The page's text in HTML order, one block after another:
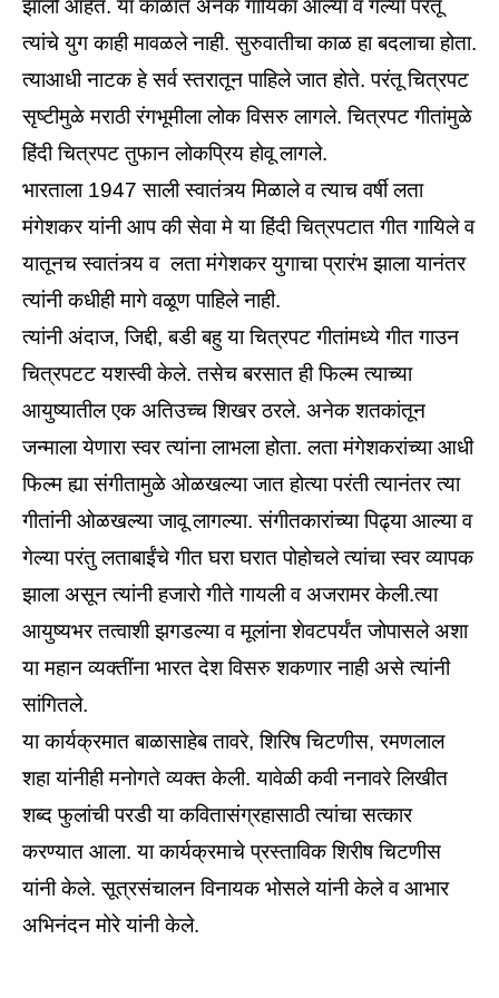
झाली आहेत. या काळात अनेक गायिका आल्या व गेल्या परंतू
त्यांचे युग काही मावळले नाही. सुरुवातीचा काळ हा बदलाचा होता.
त्याआधी नाटक हे सर्व स्तरातून पाहिले जात होते. परंतू चित्रपट
सृष्टीमुळे मराठी रंगभूमीला लोक विसरु लागले. चित्रपट गीतांमुळे
हिंदी चित्रपट तुफान लोकप्रिय होवू लागले.
भारताला 1947 साली स्वातंत्र्य मिळाले व त्याच वर्षी लता
मंगेशकर यांनी आप की सेवा मे या हिंदी चित्रपटात गीत गायिले व
यातूनच स्वातंत्र्य व लता मंगेशकर युगाचा प्रारंभ झाला यानंतर
त्यांनी कधीही मागे वळूण पाहिले नाही.
त्यांनी अंदाज, जिद्दी, बडी बहु या चित्रपट गीतांमध्ये गीत गाउन
चित्रपटट यशस्वी केले. तसेच बरसात ही फिल्म त्याच्या
आयुष्यातील एक अतिउच्च शिखर ठरले. अनेक शतकांतून
जन्माला येणारा स्वर त्यांना लाभला होता. लता मंगेशकरांच्या आधी
फिल्म ह्या संगीतामुळे ओळखल्या जात होत्या परंती त्यानंतर त्या
गीतांनी ओळखल्या जावू लागल्या. संगीतकारांच्या पिढ्या आल्या व
गेल्या परंतु लताबाईंचे गीत घरा घरात पोहोचले त्यांचा स्वर व्यापक
झाला असून त्यांनी हजारो गीते गायली व अजरामर केली.त्या
आयुष्यभर तत्वाशी झगडल्या व मूलांना शेवटपर्यंत जोपासले अशा
या महान व्यक्तींना भारत देश विसरु शकणार नाही असे त्यांनी
सांगितले.
या कार्यक्रमात बाळासाहेब तावरे, शिरिष चिटणीस, रमणलाल
शहा यांनीही मनोगते व्यक्त केली. यावेळी कवी ननावरे लिखीत
शब्द फुलांची परडी या कवितासंग्रहासाठी त्यांचा सत्कार
करण्यात आला. या कार्यक्रमाचे प्रस्ताविक शिरीष चिटणीस
यांनी केले. सूत्रसंचालन विनायक भोसले यांनी केले व आभार
अभिनंदन मोरे यांनी केले.